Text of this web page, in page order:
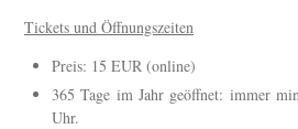
Tickets und Öffnungszeiten
Preis: 15 EUR (online)
365 Tage im Jahr geöffnet: immer
Uhr.